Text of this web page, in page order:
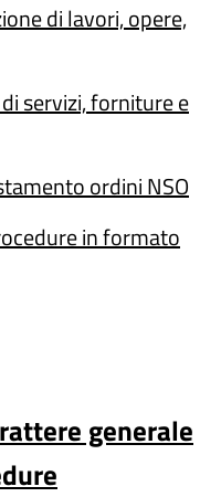
di lavori, opere,
servizi, forniture e
ordini NSO
in formato
generale